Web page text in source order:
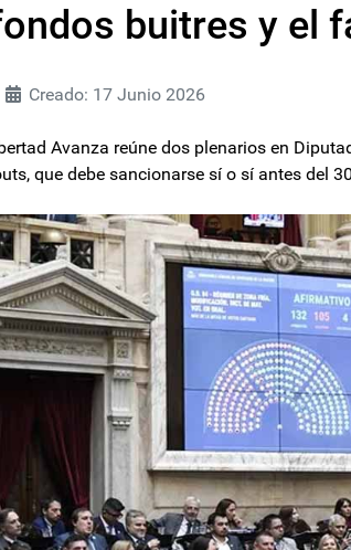
buitres y el
Creado: 17 Junio 2026
Avanza reúne dos plenarios en
que debe sancionarse sí o sí antes del